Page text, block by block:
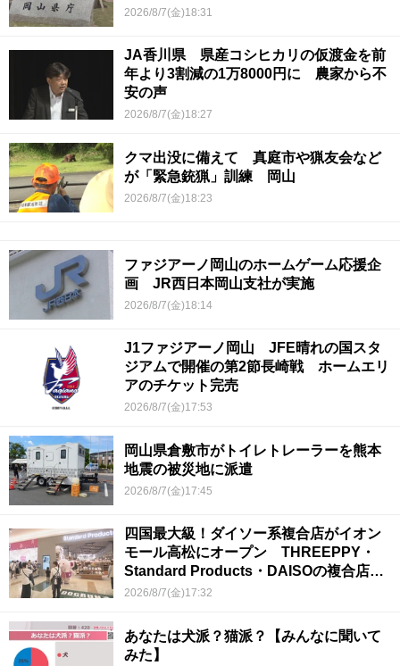
2026/8/7(金)18:31
JA香川県 県産コシヒカリの仮渡金を前
年より3割減の1万8000円に 農家から不
安の声
2026/8/7(金)18:27
クマ出没に備えて 真庭市や猟友会など
が「緊急銃猟」訓練 岡山
2026/8/7(金)18:23
ファジアーノ岡山のホームゲーム応援企
画 JR西日本岡山支社が実施
2026/8/7(金)18:14
J1ファジアーノ岡山 JFE晴れの国スタ
ジアムで開催の第2節長崎戦 ホームエリ
アのチケット完売
2026/8/7(金)17:53
岡山県倉敷市がトイレトレーラーを熊本
地震の被災地に派遣
2026/8/7(金)17:45
四国最大級！ダイソー系複合店がイオン
モール高松にオープン THREEPPY・
Standard Products・DAISOの複合店は
香川県初
2026/8/7(金)17:32
あなたは犬派？猫派？【みんなに聞いて
みた】